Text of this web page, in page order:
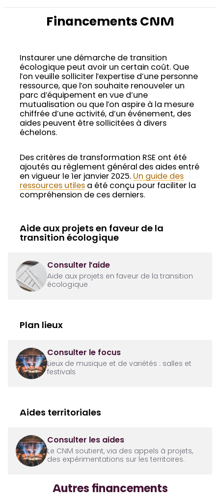
Financements CNM
Instaurer une démarche de transition
écologique peut avoir un certain coût. Que
l’on veuille solliciter l’expertise d’une personne
ressource, que l’on souhaite renouveler un
parc d’équipement en vue d’une
mutualisation ou que l’on aspire à la mesure
chiffrée d’une activité, d’un événement, des
aides peuvent être sollicitées à divers
échelons.
Des critères de transformation RSE ont été
ajoutés au règlement général des aides entré
en vigueur le 1er janvier 2025. Un guide des
ressources utiles a été conçu pour faciliter la
compréhension de ces derniers.
Aide aux projets en faveur de la
transition écologique
Consulter l’aide
Aide aux projets en faveur de la transition
écologique
Plan lieux
Consulter le focus
Lieux de musique et de variétés : salles et
festivals
Aides territoriales
Consulter les aides
Le CNM soutient, via des appels à projets,
des expérimentations sur les territoires.
Autres financements